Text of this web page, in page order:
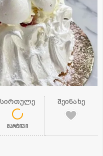
სირთულე
მარტივი
შეინახე